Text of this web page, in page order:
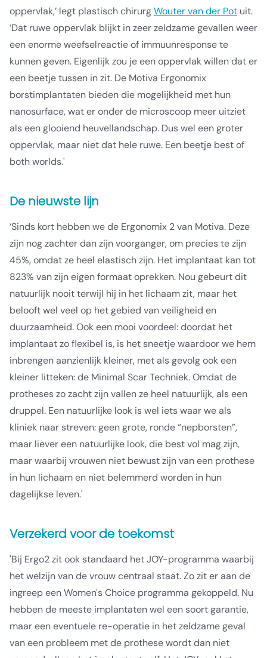
oppervlak,’ legt plastisch chirurgWouter van der Pot uit.
‘Dat ruwe oppervlak blijkt in zeer zeldzame gevallen weer
een enorme weefselreactie of immuunresponse te
kunnen geven. Eigenlijk zou je een oppervlak willen dat er
een beetje tussen in zit. De Motiva Ergonomix
borstimplantaten bieden die mogelijkheid met hun
nanosurface, wat er onder de microscoop meer uitziet
als een glooiend heuvellandschap. Dus wel een groter
oppervlak, maar niet dat hele ruwe. Een beetje best of
both worlds.'
De nieuwste lijn
‘Sinds kort hebben we de Ergonomix 2 van Motiva. Deze
zijn nog zachter dan zijn voorganger, om precies te zijn
45%, omdat ze heel elastisch zijn. Het implantaat kan tot
823% van zijn eigen formaat oprekken. Nou gebeurt dit
natuurlijk nooit terwijl hij in het lichaam zit, maar het
belooft wel veel op het gebied van veiligheid en
duurzaamheid. Ook een mooi voordeel: doordat het
implantaat zo flexibel is, is het sneetje waardoor we hem
inbrengen aanzienlijk kleiner, met als gevolg ook een
kleiner litteken: de Minimal Scar Techniek. Omdat de
protheses zo zacht zijn vallen ze heel natuurlijk, als een
druppel. Een natuurlijke look is wel iets waar we als
kliniek naar streven: geen grote, ronde “nepborsten”,
maar liever een natuurlijke look, die best vol mag zijn,
maar waarbij vrouwen niet bewust zijn van een prothese
in hun lichaam en niet belemmerd worden in hun
dagelijkse leven.'
Verzekerd voor de toekomst
'Bij Ergo2 zit ook standaard het JOY-programma waarbij
het welzijn van de vrouw centraal staat. Zo zit er aan de
ingreep een Women's Choice programma gekoppeld. Nu
hebben de meeste implantaten wel een soort garantie,
maar een eventuele re-operatie in het zeldzame geval
van een probleem met de prothese wordt dan niet